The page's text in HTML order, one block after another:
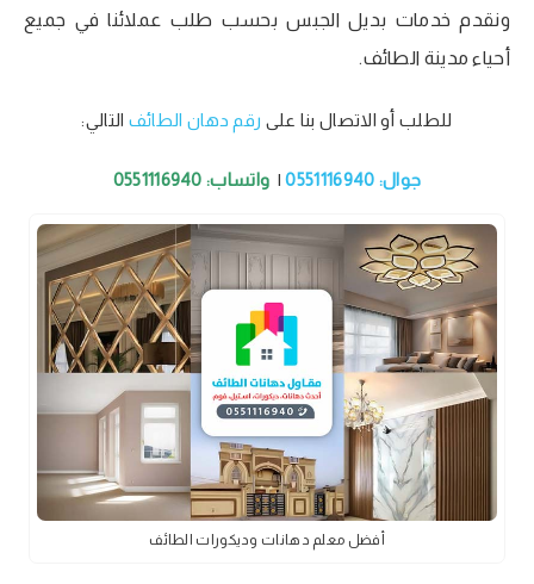
ونقدم خدمات بديل الجبس بحسب طلب عملائنا في جميع
أحياء مدينة الطائف.
للطلب أو الاتصال بنا على رقم دهان الطائف التالي:
جوال: 0551116940 | واتساب: 0551116940
أفضل معلم دهانات وديكورات الطائف